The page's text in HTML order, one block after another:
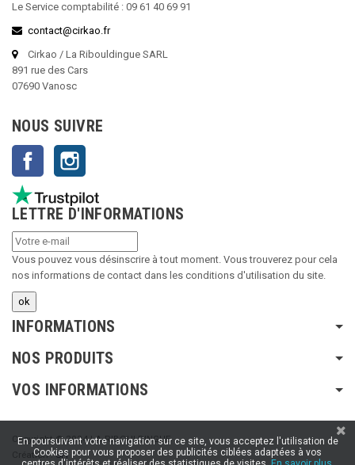
Le Service comptabilité : 09 61 40 69 91
contact@cirkao.fr
Cirkao / La Ribouldingue SARL
891 rue des Cars
07690 Vanosc
NOUS SUIVRE
Facebook
LETTRE D'INFORMATIONS
Vous pouvez vous désinscrire à tout moment. Vous trouverez pour cela
nos informations de contact dans les conditions d'utilisation du site.
INFORMATIONS
NOS PRODUITS
VOS INFORMATIONS
Copyright © 2024 LA RIBOULDINGUE
Création :SFI
En poursuivant votre navigation sur ce site, vous acceptez l'utilisation de
Cookies pour vous proposer des publicités ciblées adaptées à vos